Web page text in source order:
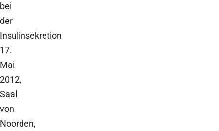
bei
der
Insulinsekretion
17.
Mai
2012,
Saal
von
Noorden,